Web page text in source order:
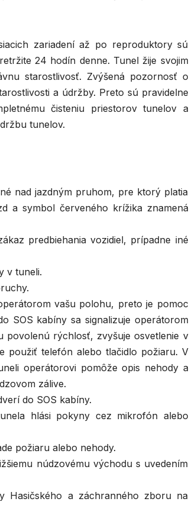
zariadení až po reproduktory sú
24 hodín denne. Tunel žije svojim
starostlivosť. Zvýšená pozornosť o
a údržby. Preto sú pravidelne
čisteniu priestorov tunelov a
tunelov.
nad jazdným pruhom, pre ktorý platia
a symbol červeného krížika znamená
predbiehania vozidiel, prípadne iné
v tuneli.
vašu polohu, preto je pomoc
SOS kabíny sa signalizuje operátorom
povolenú rýchlosť, zvyšuje osvetlenie v
použiť telefón alebo tlačidlo požiaru. V
operátorovi pomôže opis nehody a
zálive.
do SOS kabíny.
hlási pokyny cez mikrofón alebo
požiaru alebo nehody.
núdzovému východu s uvedením
Hasičského a záchranného zboru na